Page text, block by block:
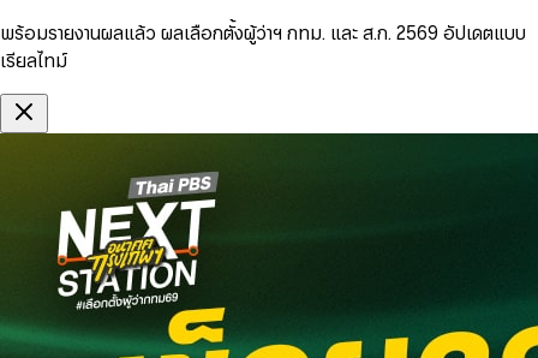
พร้อมรายงานผลแล้ว ผลเลือกตั้งผู้ว่าฯ กทม. และ ส.ก. 2569 อัปเดตแบบ
เรียลไทม์